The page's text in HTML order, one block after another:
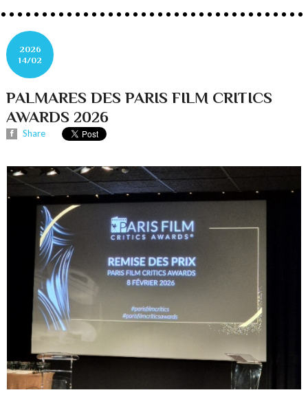
2026
14/02
PALMARES DES PARIS FILM CRITICS
AWARDS 2026
Share